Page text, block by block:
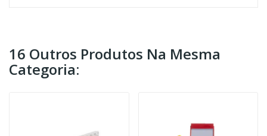
16 Outros Produtos Na Mesma
Categoria: